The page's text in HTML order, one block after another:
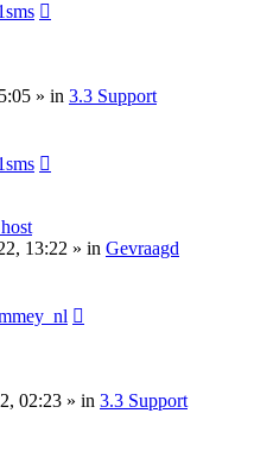
» in 3.3 Support
13:22 » in Gevraagd
02:23 » in 3.3 Support